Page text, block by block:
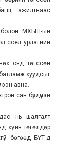
ажилтнаас
МХБШ-ын
соёл урлагийн
онд төгссөн
хуудсыг
авна.
сан бүрдүүлэн
нь шалгалт
хүчин төгөлдөр
бөгөөд БҮТ-д